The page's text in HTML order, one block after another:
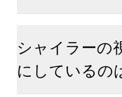
シャイラーの
にしているの